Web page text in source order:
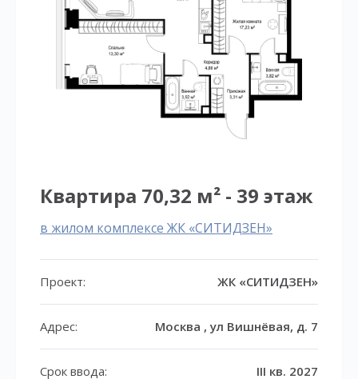
Квартира 70,32 м² - 39 этаж
в жилом комплексе ЖК «СИТИДЗЕН»
Проект: ЖК «СИТИДЗЕН»
Адрес: Москва , ул Вишнёвая, д. 7
Срок ввода: III кв. 2027